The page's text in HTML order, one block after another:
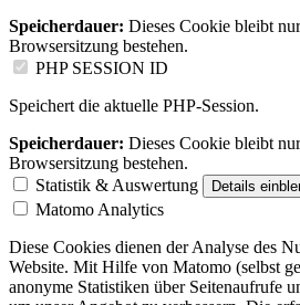
Speicherdauer: Dieses Cookie bleibt
Browsersitzung bestehen.
PHP SESSION ID
Speichert die aktuelle PHP-Session.
Speicherdauer: Dieses Cookie bleibt
Browsersitzung bestehen.
Statistik & Auswertung
Details
Matomo Analytics
Diese Cookies dienen der Analyse des
Website. Mit Hilfe von Matomo (selbst
anonyme Statistiken über Seitenaufrufe